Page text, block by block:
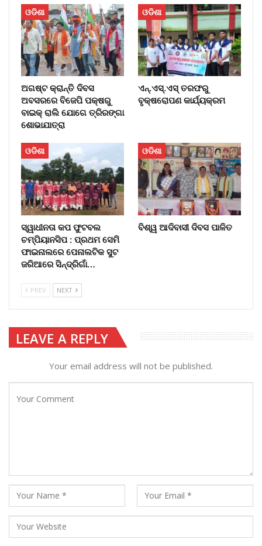
ଓଡିଶା
ଅଗଷ୍ଟ କ୍ରାନ୍ତି ଦିବସ
ଅବସରରେ ବିଜେପି ପକ୍ଷରୁ
ବାଇକ୍ ରାଲି ଯୋଗେ ତ୍ରିରଙ୍ଗା
ଶୋଭାଯାତ୍ରା
ଓଡିଶା
ଏନ୍‌.ଏସ୍.ଏସ୍‌ ତରଫରୁ
ବୃକ୍ଷରୋପଣ କାର୍ଯ୍ୟକ୍ରମ
ଓଡିଶା
ସ୍ୱାଧୀନତା କପ ଫୁଟବଲ
ଚମ୍ପିୟାନସିପ : ପ୍ରଥମ ସେମି
ଫାଇନାଲରେ ପେନାଲଟିକ ସୁଟ
ଜରିଆରେ ସିନ୍ଦ୍ରିଗାଁ…
ଓଡିଶା
ବିଶ୍ୱ ଆଦିବାସୀ ଦିବସ ପାଳିତ
PREV NEXT
LEAVE A REPLY
Your email address will not be published.